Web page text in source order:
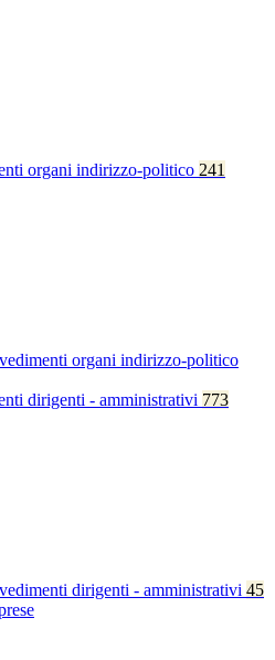
organi indirizzo-politico 241
organi indirizzo-politico
dirigenti - amministrativi 773
dirigenti - amministrativi 45